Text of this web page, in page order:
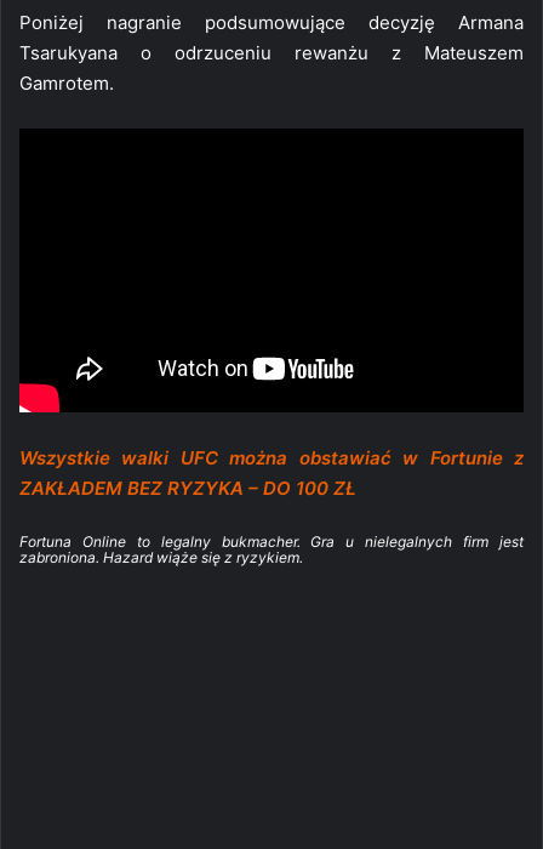
Poniżej nagranie podsumowujące decyzję Armana
Tsarukyana o odrzuceniu rewanżu z Mateuszem
Gamrotem.
Wszystkie walki UFC można obstawiać w Fortunie z
ZAKŁADEM BEZ RYZYKA – DO 100 ZŁ
Fortuna Online to legalny bukmacher. Gra u nielegalnych firm jest
zabroniona. Hazard wiąże się z ryzykiem.